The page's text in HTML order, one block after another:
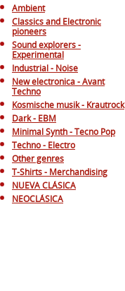
Ambient
Classics and Electronic
pioneers
Sound explorers -
Experimental
Industrial - Noise
New electronica - Avant
Techno
Kosmische musik - Krautrock
Dark - EBM
Minimal Synth - Tecno Pop
Techno - Electro
Other genres
T-Shirts - Merchandising
NUEVA CLÁSICA
NEOCLÁSICA